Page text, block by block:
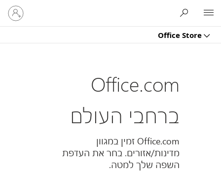
Office Store
היכנס
לחשבון
שלך
Office.com
ברחבי העולם
Office.com זמין במגוון
מדינות/אזורים. בחר את העדפת
השפה שלך למטה.